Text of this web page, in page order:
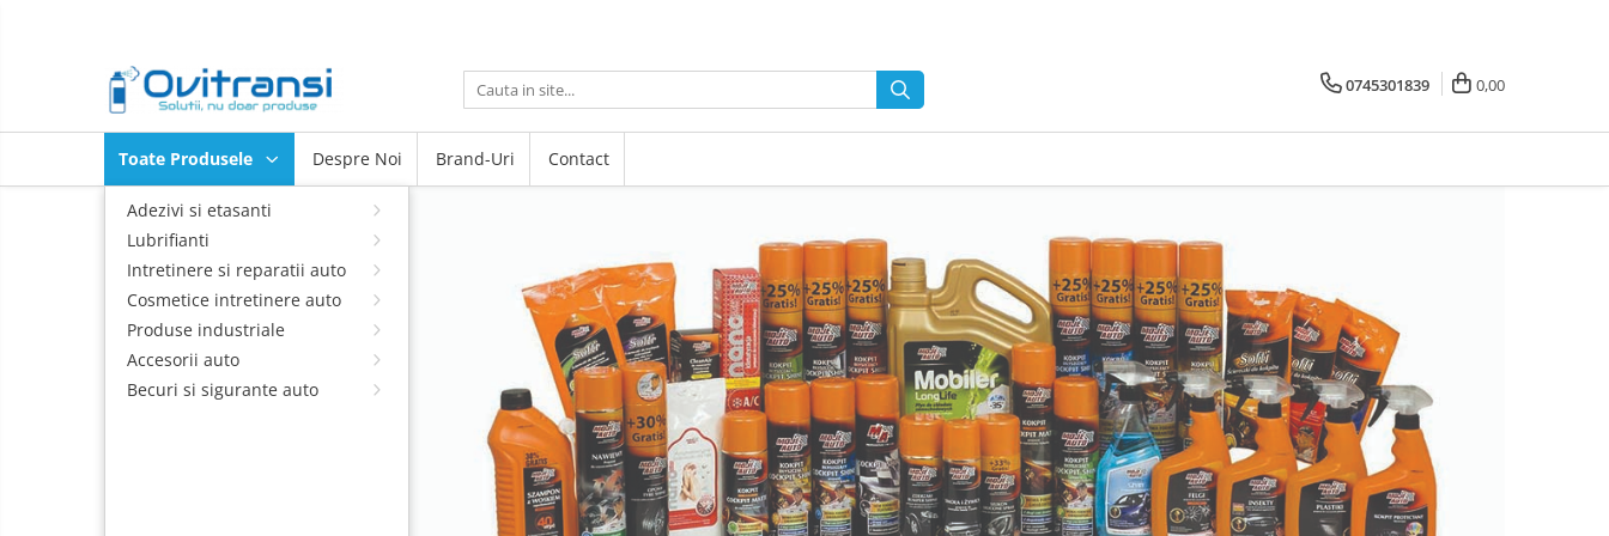
Toate Produsele
Adezivi si etasanti
Adezivi anaerobi
Adezivi bicomponenti
Etansanti anaerobi
Etansanti elastici
Lubrifianti
Intretinere
si
auto
intretinere
auto
Produse
industriale
Accesorii
auto
0745301839 0,00
Toate Produsele
Adezivi si etasanti
Lubrifianti
Intretinere si reparatii auto
Cosmetice intretinere auto
Produse industriale
Accesorii auto
Becuri si sigurante auto
Despre Noi Brand-Uri Contact